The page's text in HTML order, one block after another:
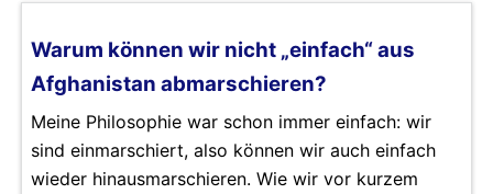
Warum können wir nicht „einfach“ aus
Afghanistan abmarschieren?
Meine Philosophie war schon immer einfach: wir
sind einmarschiert, also können wir auch einfach
wieder hinausmarschieren. Wie wir vor kurzem